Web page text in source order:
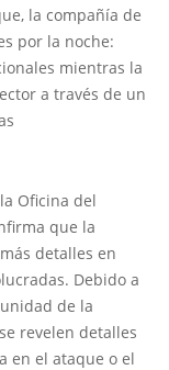
la compañía de
por la noche:
mientras la
a través de un
Oficina del
que la
detalles en
Debido a
de la
revelen detalles
en el ataque o el